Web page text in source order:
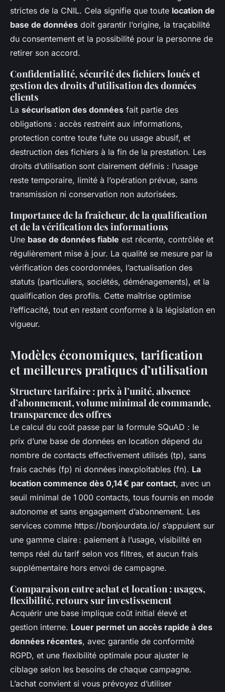
strictes de la CNIL. Cela signifie que toute location de
base de données doit garantir l’origine, la traçabilité
du consentement et la possibilité pour la personne de
retirer son accord.
Confidentialité, sécurité des fichiers loués et
gestion des droits d’utilisation des données
clients
La sécurisation des données fait partie des
obligations : accès restreint aux informations,
protection contre toute fuite ou usage abusif, et
destruction des fichiers à la fin de la prestation. Les
droits d’utilisation sont clairement définis : l’usage
reste temporaire, limité à l’opération prévue, sans
transmission ni conservation non autorisées.
Importance de la fraîcheur, de la qualification
et de la vérification des informations
Une base de données fiable est récente, contrôlée et
régulièrement mise à jour. La qualité se mesure par la
vérification des coordonnées, l’actualisation des
statuts (particuliers, sociétés, déménagements), et la
qualification des profils. Cette maîtrise optimise
l’efficacité, tout en restant conforme à la législation en
vigueur.
Modèles économiques, tarification
et meilleures pratiques d’utilisation
Structure tarifaire : prix à l’unité, absence
d’abonnement, volume minimal de commande,
transparence des offres
Le calcul du coût passe par la formule SQuAD : le
prix d’une base de données en location dépend du
nombre de contacts effectivement utilisés (tp), sans
frais cachés (fp) ni données inexploitables (fn). La
location commence dès 0,14 € par contact, avec un
seuil minimal de 1 000 contacts, tous fournis en mode
autonome et sans engagement d’abonnement. Les
services comme https://bonjourdata.io/ s’appuient sur
une gamme claire : paiement à l’usage, visibilité en
temps réel du tarif selon vos filtres, et aucun frais
supplémentaire hors envoi de campagne.
Comparaison entre achat et location : usages,
flexibilité, retours sur investissement
Acquérir une base implique coût initial élevé et
gestion interne. Louer permet un accès rapide à des
données récentes, avec garantie de conformité
RGPD, et une flexibilité optimale pour ajuster le
ciblage selon les besoins de chaque campagne.
L’achat convient si vous prévoyez d’utiliser